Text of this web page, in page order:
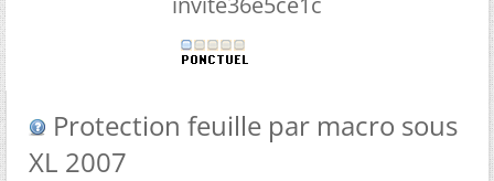
Protection feuille par macro sous
XL 2007